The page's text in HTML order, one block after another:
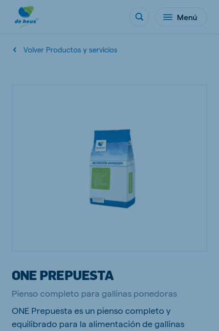
Menú
Volver Productos y servicios
ONE PREPUESTA
Pienso completo para gallinas ponedoras
ONE Prepuesta es un pienso completo y
equilibrado para la alimentación de gallinas